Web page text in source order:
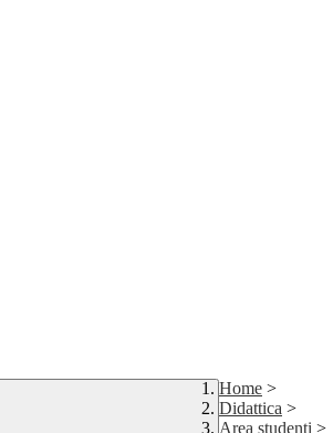
Home >
Didattica >
Area studenti >